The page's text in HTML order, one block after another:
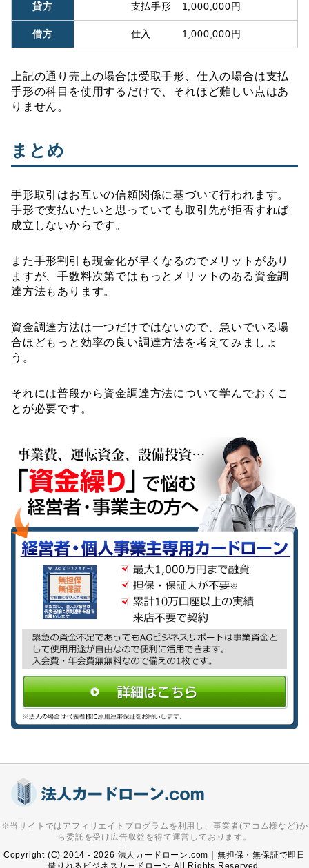
貸方 支払手形 1,000,000円
借方 仕入 1,000,000円
上記の通り売上の場合は受取手形、仕入の場合は支払
手形の科目を使用するだけで、それほど難しい点はあ
りません。
まとめ
手形取引はお互いの信頼関係に基づいて行われます。
手形で支払いたいと思っていても取引先が拒否すれば
成立しないからです。
また手形割引も現金化が早くなるのでメリットがあり
ますが、手数料次第ではもっとメリットのある資金調
達方法もあります。
資金調達方法は一つだけではないので、急いでいる場
合ほどもっと効率の良い調達方法を考えてみましょ
う。
それには普段から資金調達方法について学んでおくこ
とが必要です。
※当サイトではアフィリエイトプログラムを利用し、事業者(アコム様など)か
ら委託を受け広告収益を得て運営しております。
Copyright (C) 2014 - 2026 法人カードローン.com｜無担保・無保証で即日
借りれるビジネスカードローン All Rights Reserved.